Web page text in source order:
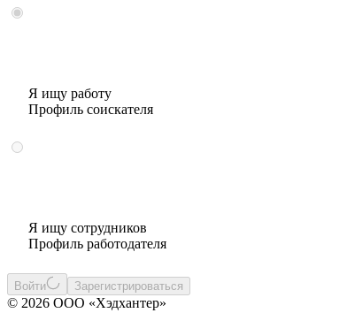
Я ищу работу
Профиль соискателя
Я ищу сотрудников
Профиль работодателя
Войти Зарегистрироваться
© 2026 ООО «Хэдхантер»